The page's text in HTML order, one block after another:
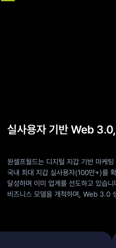
실사용자 기반 Web
원셀프월드는 디지털 지갑 기반 마케
국내 최대 지갑 실사용자(100만+)
달성하며 이미 업계를 선도하고 있습
비즈니스 모델을 개척하며, Web 3.0